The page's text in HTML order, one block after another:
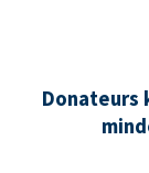
Donateurs